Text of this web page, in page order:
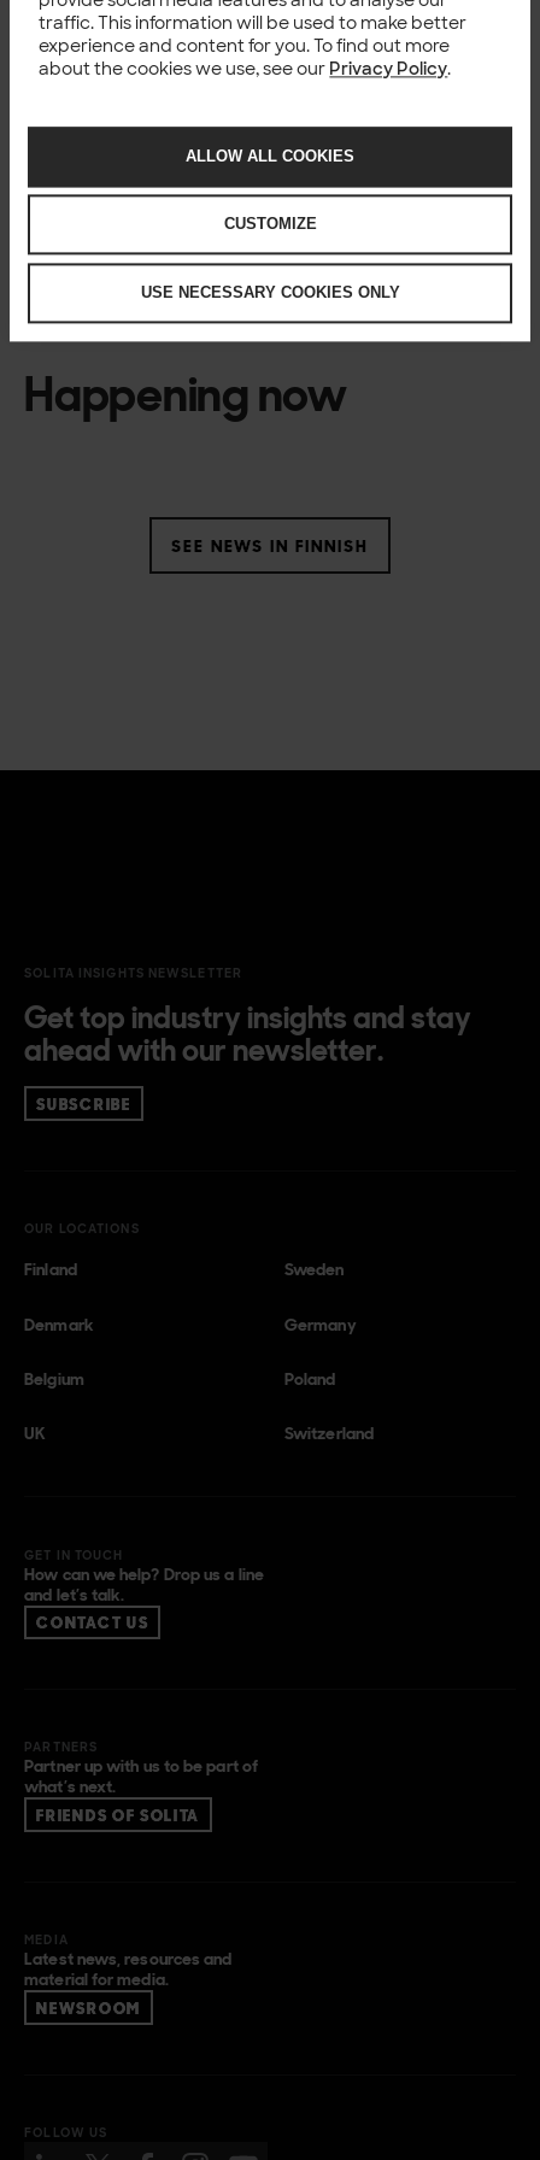
traffic. This information will be used to make better
experience and content for you. To find out more
about the cookies we use, see our Privacy Policy.
ALLOW ALL COOKIES
CUSTOMIZE
USE NECESSARY COOKIES ONLY
tytäryhtiö valittiin merkittävän
liikenneteknologiapuitesopimuksen toimittajaksi.
President, Sales,lbv@solita.dk, +45 2223 6592
Media: viestintätoimisto Publicity, Kim Daniel
kim@publicity.dk, +45 5370 8452
Happening now
SEE NEWS IN FINNISH
SOLITA INSIGHTS NEWSLETTER
Get top industry insights and stay
ahead with our newsletter.
SUBSCRIBE
OUR LOCATIONS
Finland Sweden
Denmark Germany
Belgium Poland
UK Switzerland
GET IN TOUCH
How can we help? Drop us a line
and let’s talk.
CONTACT US
PARTNERS
Partner up with us to be part of
what’s next.
FRIENDS OF SOLITA
MEDIA
Latest news, resources and
material for media.
NEWSROOM
FOLLOW US